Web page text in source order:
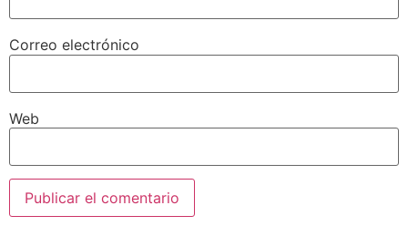
Correo electrónico
Web